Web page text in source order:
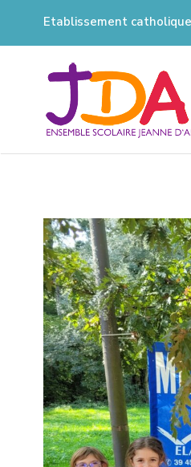
Etablissement catholique
Ensemble Scolaire à Civray